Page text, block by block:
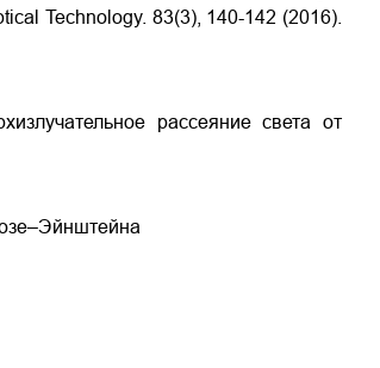
Technology. 83(3), 140-142 (2016).
рассеяние света от